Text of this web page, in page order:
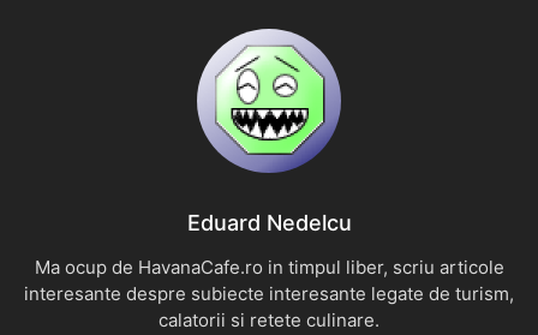
Eduard Nedelcu
Ma ocup de HavanaCafe.ro in timpul liber, scriu articole
interesante despre subiecte interesante legate de turism,
calatorii si retete culinare.